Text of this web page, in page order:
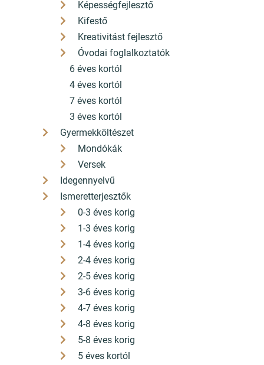
Képességfejlesztő
Kifestő
Kreativitást fejlesztő
Óvodai foglalkoztatók
6 éves kortól
4 éves kortól
7 éves kortól
3 éves kortól
Gyermekköltészet
Mondókák
Versek
Idegennyelvű
Ismeretterjesztők
0-3 éves korig
1-3 éves korig
1-4 éves korig
2-4 éves korig
2-5 éves korig
3-6 éves korig
4-7 éves korig
4-8 éves korig
5-8 éves korig
5 éves kortól
Burnout - Kiégve (éldekorált)
6 990 Ft
Pilisvörösvár könyvesboltja
+36 26 330 308
hello[a]konyvbox.hu
2085 Pilisvörösvár Fő út 82.